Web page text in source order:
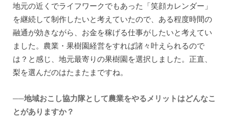
地元の近くでライフワークでもあった「笑顔カレンダー」
を継続して制作したいと考えていたので、ある程度時間の
融通が効きながら、お金を稼げる仕事がしたいと考えてい
ました。農業・果樹園経営をすれば諸々叶えられるので
は？と感じ、地元最寄りの果樹園を選択しました。正直、
梨を選んだのはたまたまですね。
──地域おこし協力隊として農業をやるメリットはどんなこ
とがありますか？